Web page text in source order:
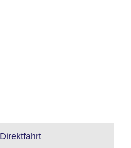
Direktfahrt